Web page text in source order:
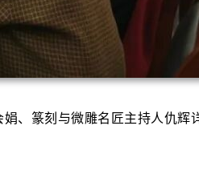
、篆刻与微雕名匠主持人仇辉